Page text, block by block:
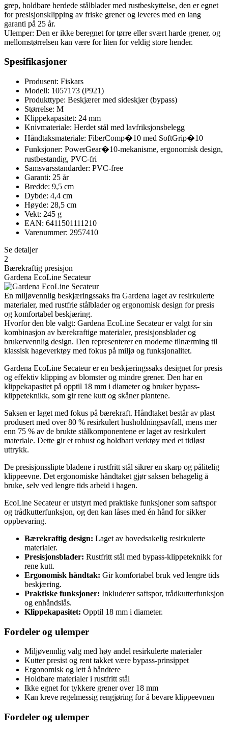
grep, holdbare herdede stålblader med rustbeskyttelse, den er egnet
for presisjonsklipping av friske grener og leveres med en lang
garanti på 25 år.
Ulemper: Den er ikke beregnet for tørre eller svært harde grener, og
mellomstørrelsen kan være for liten for veldig store hender.
Spesifikasjoner
Produsent: Fiskars
Modell: 1057173 (P921)
Produkttype: Beskjærer med sideskjær (bypass)
Størrelse: M
Klippekapasitet: 24 mm
Knivmateriale: Herdet stål med lavfriksjonsbelegg
Håndtaksmateriale: FiberComp�10 med SoftGrip�10
Funksjoner: PowerGear�10-mekanisme, ergonomisk design,
rustbestandig, PVC-fri
Samsvarsstandarder: PVC-free
Garanti: 25 år
Bredde: 9,5 cm
Dybde: 4,4 cm
Høyde: 28,5 cm
Vekt: 245 g
EAN: 6411501111210
Varenummer: 2957410
Se detaljer
2
Bærekraftig presisjon
Gardena EcoLine Secateur
En miljøvennlig beskjæringssaks fra Gardena laget av resirkulerte
materialer, med rustfrie stålblader og ergonomisk design for presis
og komfortabel beskjæring.
Hvorfor den ble valgt: Gardena EcoLine Secateur er valgt for sin
kombinasjon av bærekraftige materialer, presisjonsblader og
brukervennlig design. Den representerer en moderne tilnærming til
klassisk hageverktøy med fokus på miljø og funksjonalitet.
Gardena EcoLine Secateur er en beskjæringssaks designet for presis
og effektiv klipping av blomster og mindre grener. Den har en
klippekapasitet på opptil 18 mm i diameter og bruker bypass-
klippeteknikk, som gir rene kutt og skåner plantene.
Saksen er laget med fokus på bærekraft. Håndtaket består av plast
produsert med over 80 % resirkulert husholdningsavfall, mens mer
enn 75 % av de brukte stålkomponentene er laget av resirkulert
materiale. Dette gir et robust og holdbart verktøy med et tidløst
uttrykk.
De presisjonsslipte bladene i rustfritt stål sikrer en skarp og pålitelig
klippeevne. Det ergonomiske håndtaket gjør saksen behagelig å
bruke, selv ved lengre tids arbeid i hagen.
EcoLine Secateur er utstyrt med praktiske funksjoner som saftspor
og trådkutterfunksjon, og den kan låses med én hånd for sikker
oppbevaring.
Bærekraftig design: Laget av hovedsakelig resirkulerte
materialer.
Presisjonsblader: Rustfritt stål med bypass-klippeteknikk for
rene kutt.
Ergonomisk håndtak: Gir komfortabel bruk ved lengre tids
beskjæring.
Praktiske funksjoner: Inkluderer saftspor, trådkutterfunksjon
og enhåndslås.
Klippekapasitet: Opptil 18 mm i diameter.
Fordeler og ulemper
Miljøvennlig valg med høy andel resirkulerte materialer
Kutter presist og rent takket være bypass-prinsippet
Ergonomisk og lett å håndtere
Holdbare materialer i rustfritt stål
Ikke egnet for tykkere grener over 18 mm
Kan kreve regelmessig rengjøring for å bevare klippeevnen
Fordeler og ulemper